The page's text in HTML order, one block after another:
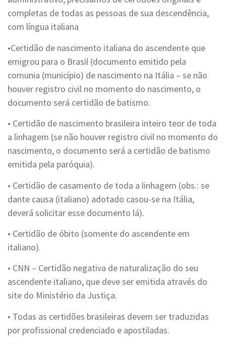
completas de todas as pessoas de sua descendência,
com língua italiana
•Certidão de nascimento italiana do ascendente que
emigrou para o Brasil (documento emitido pela
comunia (município) de nascimento na Itália – se não
houver registro civil no momento do nascimento, o
documento será certidão de batismo.
• Certidão de nascimento brasileira inteiro teor de toda
a linhagem (se não houver registro civil no momento do
nascimento, o documento será a certidão de batismo
emitida pela paróquia).
• Certidão de casamento de toda a linhagem (obs.: se
dante causa (italiano) adotado casou-se na Itália,
deverá solicitar esse documento lá).
• Certidão de óbito (somente do ascendente em
italiano).
• CNN – Certidão negativa de naturalização do seu
ascendente italiano, que deve ser emitida através do
site do Ministério da Justiça.
• Todas as certidões brasileiras devem ser traduzidas
por profissional credenciado e apostiladas.